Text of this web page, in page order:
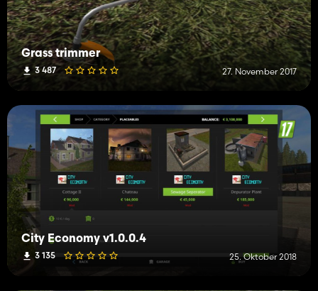
Grass trimmer
3 487 27. November 2017
City Economy v1.0.0.4
3 135 25. Oktober 2018